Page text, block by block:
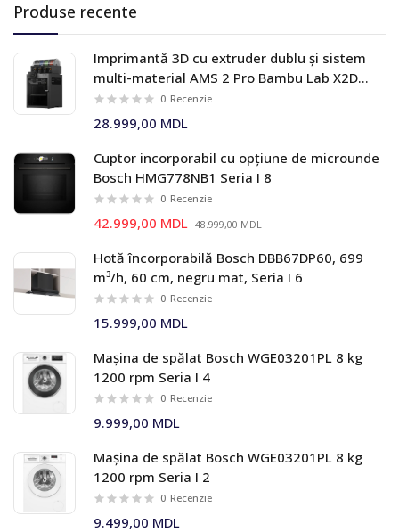
Produse recente
Imprimantă 3D cu extruder dublu și sistem
multi-material AMS 2 Pro Bambu Lab X2D
Combo
0 Recenzie
28.999,00 MDL
Cuptor incorporabil cu opțiune de microunde
Bosch HMG778NB1 Seria I 8
0 Recenzie
42.999,00 MDL 48.999,00 MDL
Hotă încorporabilă Bosch DBB67DP60, 699
m³/h, 60 cm, negru mat, Seria I 6
0 Recenzie
15.999,00 MDL
Mașina de spălat Bosch WGE03201PL 8 kg
1200 rpm Seria I 4
0 Recenzie
9.999,00 MDL
Mașina de spălat Bosch WGE03201PL 8 kg
1200 rpm Seria I 2
0 Recenzie
9.499,00 MDL